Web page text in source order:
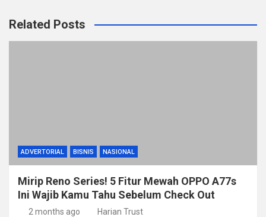
Related Posts
ADVERTORIAL BISNIS NASIONAL
Mirip Reno Series! 5 Fitur Mewah OPPO A77s
Ini Wajib Kamu Tahu Sebelum Check Out
2 months ago Harian Trust